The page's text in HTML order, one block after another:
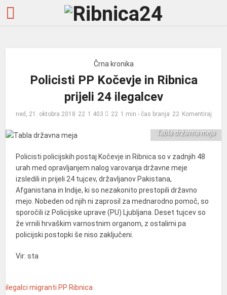
Črna kronika
Policisti PP Kočevje in Ribnica
prijeli 24 ilegalcev
ned, 21. oktobra 2018 1.403 1 min - čas branja Komentiraj
Tabla državna meja
Policisti policijskih postaj Kočevje in Ribnica so v zadnjih 48
urah med opravljanjem nalog varovanja državne meje
izsledili in prijeli 24 tujcev, državljanov Pakistana,
Afganistana in Indije, ki so nezakonito prestopili državno
mejo. Nobeden od njih ni zaprosil za mednarodno pomoč, so
sporočili iz Policijske uprave (PU) Ljubljana. Deset tujcev so
že vrnili hrvaškim varnostnim organom, z ostalimi pa
policijski postopki še niso zaključeni.
Vir: sta
ilegalci migranti PP Ribnica